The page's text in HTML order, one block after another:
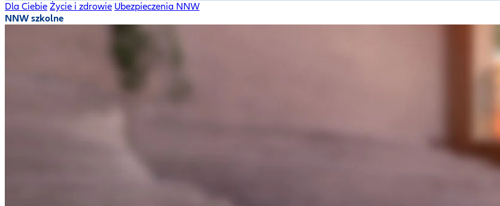
Dla Ciebie Życie i zdrowie Ubezpieczenia NNW
NNW szkolne